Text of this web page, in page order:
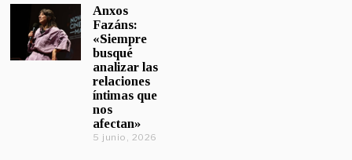
Anxos
Fazáns:
«Siempre
busqué
analizar las
relaciones
íntimas que
nos
afectan»
5 junio, 2026